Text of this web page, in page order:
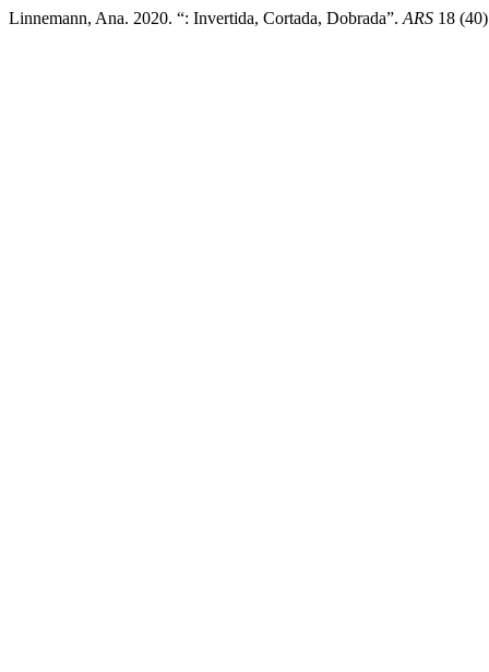
Linnemann, Ana. 2020. “: Invertida, Cortada, Dobrada”. ARS 18